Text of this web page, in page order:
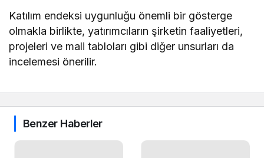
Katılım endeksi uygunluğu önemli bir gösterge
olmakla birlikte, yatırımcıların şirketin faaliyetleri,
projeleri ve mali tabloları gibi diğer unsurları da
incelemesi önerilir.
Benzer Haberler